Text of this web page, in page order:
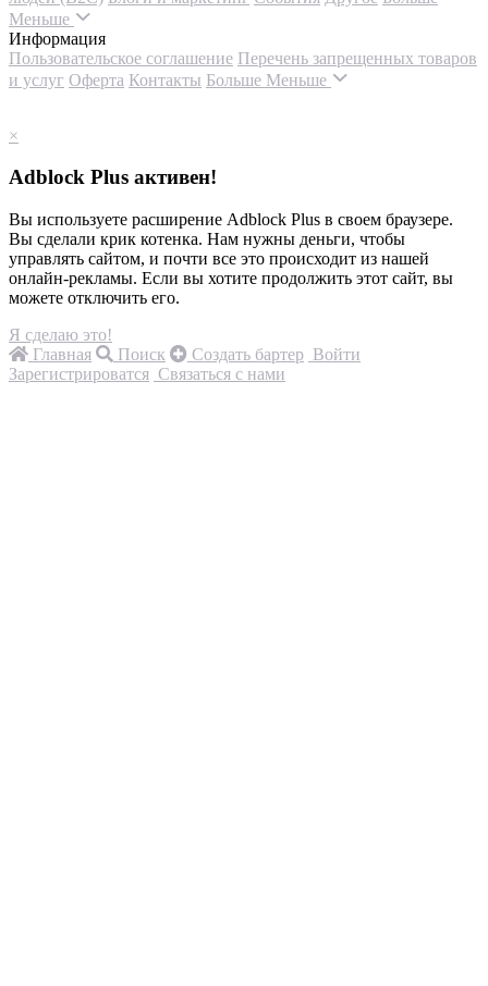
Меньше
Информация
Пользовательское соглашение Перечень запрещенных товаров
и услуг Оферта Контакты Больше Меньше
×
Adblock Plus активен!
Вы используете расширение Adblock Plus в своем браузере.
Вы сделали крик котенка. Нам нужны деньги, чтобы
управлять сайтом, и почти все это происходит из нашей
онлайн-рекламы. Если вы хотите продолжить этот сайт, вы
можете отключить его.
Я сделаю это!
Главная
Поиск Создать бартер Войти
Зарегистрироватся Связаться с нами